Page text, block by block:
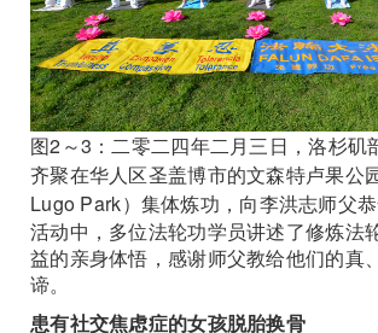
图2～3：二零二四年二月三日，洛杉矶
齐聚在华人区圣盖博市的文森特卢果公
Lugo Park）集体炼功，向李洪志师父恭
活动中，多位法轮功学员讲述了修炼法
益的亲身体悟，感谢师父教给他们的真
谛。
患有社交焦虑症的女孩脱胎换骨